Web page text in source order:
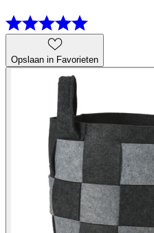
Opslaan in Favorieten